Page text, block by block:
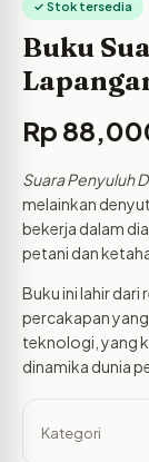
✓ Stok tersedia
Buku
Rp
Suara Penyuluh
melainkan
bekerja dalam
petani dan
Buku ini lahir dari
percakapan
teknologi, yang
dinamika dunia
Kategori